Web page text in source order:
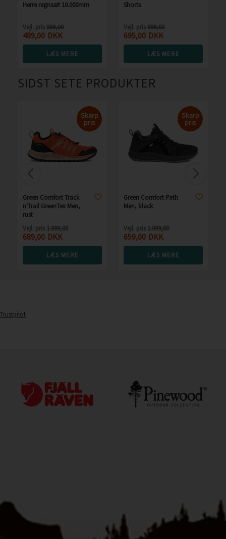
Herre regnsæt 10.000mm
Vejl. pris 899,00
489,00 DKK
LÆS MERE
Shorts
Vejl. pris 899,00
695,00 DKK
LÆS MERE
SIDST SETE PRODUKTER
Skarp
pris
Green Comfort Track
n'Trail GreenTex Men,
rust
Vejl. pris 1.099,00
689,00 DKK
LÆS MERE
Skarp
pris
Green Comfort Path
Men, black
Vejl. pris 1.099,00
659,00 DKK
LÆS MERE
Trustpilot